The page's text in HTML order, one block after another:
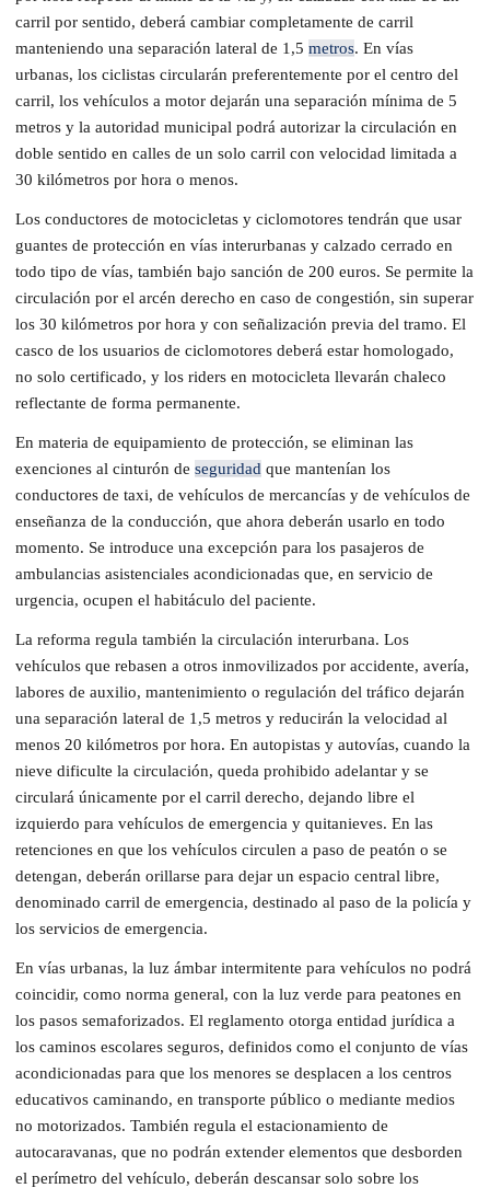
carril por sentido, deberá cambiar completamente de carril
manteniendo una separación lateral de 1,5 metros. En vías
urbanas, los ciclistas circularán preferentemente por el centro del
carril, los vehículos a motor dejarán una separación mínima de 5
metros y la autoridad municipal podrá autorizar la circulación en
doble sentido en calles de un solo carril con velocidad limitada a
30 kilómetros por hora o menos.
Los conductores de motocicletas y ciclomotores tendrán que usar
guantes de protección en vías interurbanas y calzado cerrado en
todo tipo de vías, también bajo sanción de 200 euros. Se permite la
circulación por el arcén derecho en caso de congestión, sin superar
los 30 kilómetros por hora y con señalización previa del tramo. El
casco de los usuarios de ciclomotores deberá estar homologado,
no solo certificado, y los riders en motocicleta llevarán chaleco
reflectante de forma permanente.
En materia de equipamiento de protección, se eliminan las
exenciones al cinturón de seguridad que mantenían los
conductores de taxi, de vehículos de mercancías y de vehículos de
enseñanza de la conducción, que ahora deberán usarlo en todo
momento. Se introduce una excepción para los pasajeros de
ambulancias asistenciales acondicionadas que, en servicio de
urgencia, ocupen el habitáculo del paciente.
La reforma regula también la circulación interurbana. Los
vehículos que rebasen a otros inmovilizados por accidente, avería,
labores de auxilio, mantenimiento o regulación del tráfico dejarán
una separación lateral de 1,5 metros y reducirán la velocidad al
menos 20 kilómetros por hora. En autopistas y autovías, cuando la
nieve dificulte la circulación, queda prohibido adelantar y se
circulará únicamente por el carril derecho, dejando libre el
izquierdo para vehículos de emergencia y quitanieves. En las
retenciones en que los vehículos circulen a paso de peatón o se
detengan, deberán orillarse para dejar un espacio central libre,
denominado carril de emergencia, destinado al paso de la policía y
los servicios de emergencia.
En vías urbanas, la luz ámbar intermitente para vehículos no podrá
coincidir, como norma general, con la luz verde para peatones en
los pasos semaforizados. El reglamento otorga entidad jurídica a
los caminos escolares seguros, definidos como el conjunto de vías
acondicionadas para que los menores se desplacen a los centros
educativos caminando, en transporte público o mediante medios
no motorizados. También regula el estacionamiento de
autocaravanas, que no podrán extender elementos que desborden
el perímetro del vehículo, deberán descansar solo sobre los